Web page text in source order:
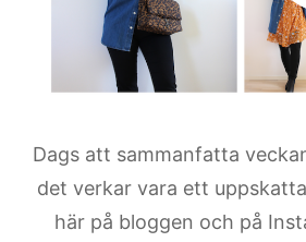
Dags att sammanfatta
det verkar vara ett
här på bloggen och på